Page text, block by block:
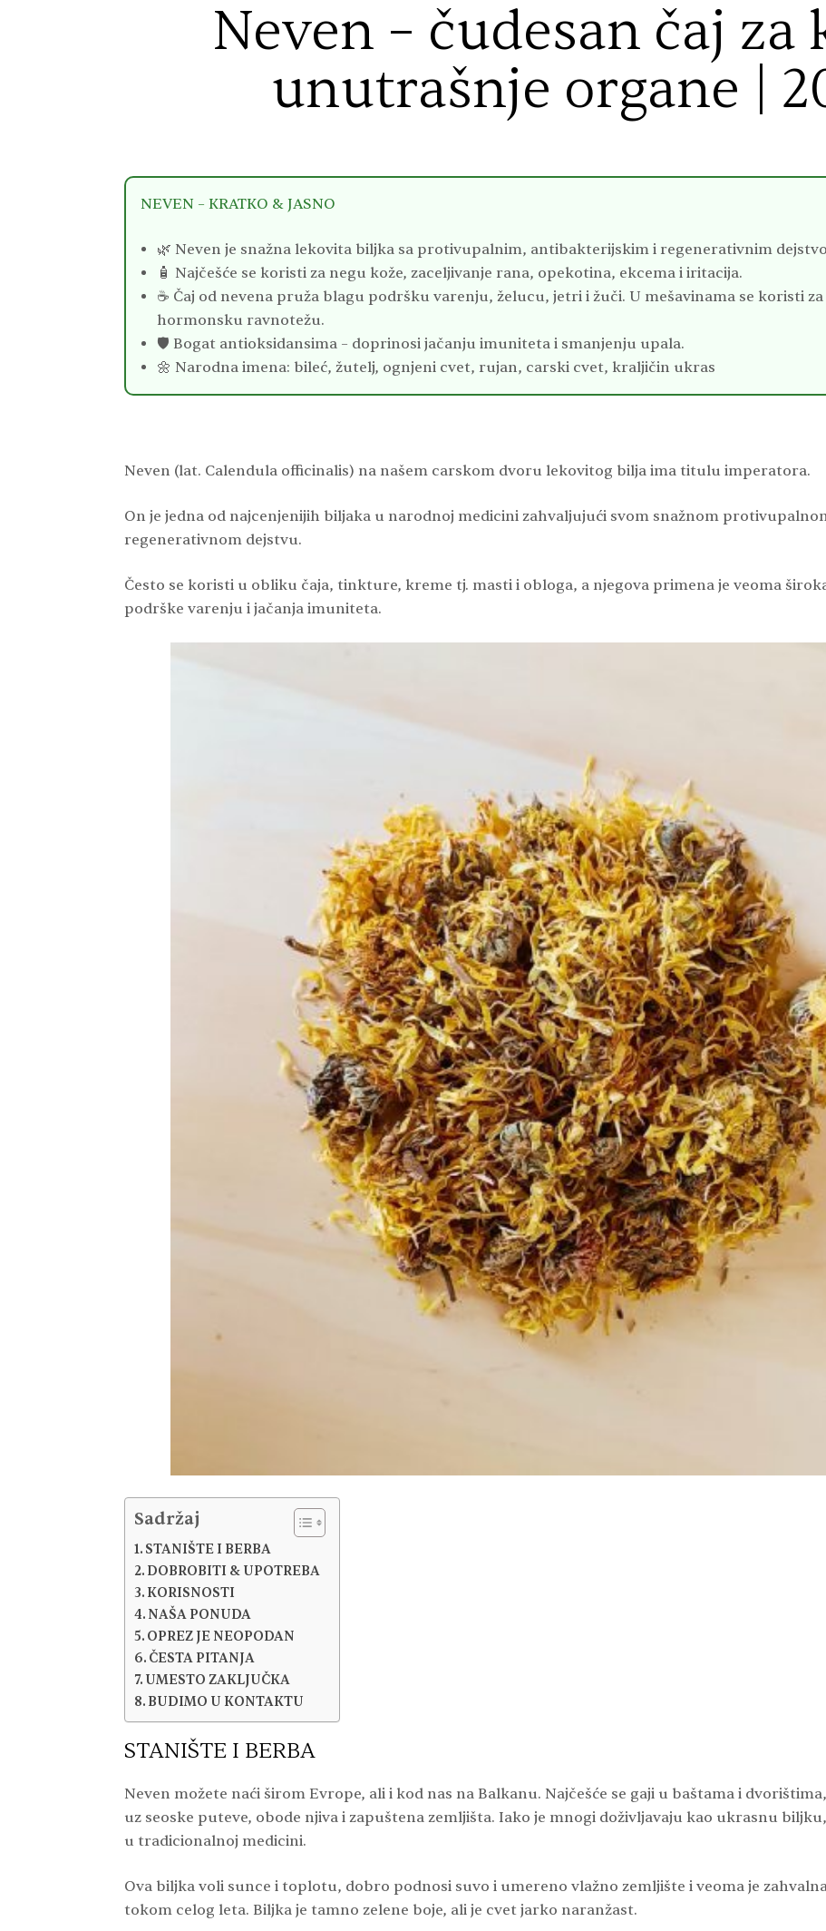
Neven – čudesan čaj za
unutrašnje organe |
NEVEN – KRATKO & JASNO
🌿 Neven je snažna lekovita biljka sa protivupalnim, antibakterijskim i regenerativnim
🧴 Najčešće se koristi za negu kože, zaceljivanje rana, opekotina, ekcema i iritacija.
☕ Čaj od nevena pruža blagu podršku varenju, želucu, jetri i žuči. U mešavinama se koristi
hormonsku ravnotežu.
🛡️ Bogat antioksidansima – doprinosi jačanju imuniteta i smanjenju upala.
🌼 Narodna imena: bileć, žutelj, ognjeni cvet, rujan, carski cvet, kraljičin ukras
Neven (lat. Calendula officinalis) na našem carskom dvoru lekovitog bilja ima titulu imperatora.
On je jedna od najcenjenijih biljaka u narodnoj medicini zahvaljujući svom snažnom
regenerativnom dejstvu.
Često se koristi u obliku čaja, tinkture, kreme tj. masti i obloga, a njegova primena je veoma
podrške varenju i jačanja imuniteta.
Sadržaj
STANIŠTE I BERBA
DOBROBITI & UPOTREBA
KORISNOSTI
NAŠA PONUDA
OPREZ JE NEOPODAN
ČESTA PITANJA
UMESTO ZAKLJUČKA
BUDIMO U KONTAKTU
STANIŠTE I BERBA
Neven možete naći širom Evrope, ali i kod nas na Balkanu. Najčešće se gaji u baštama i
uz seoske puteve, obode njiva i zapuštena zemljišta. Iako je mnogi doživljavaju kao ukrasnu
u tradicionalnoj medicini.
Ova biljka voli sunce i toplotu, dobro podnosi suvo i umereno vlažno zemljište i veoma je
tokom celog leta. Biljka je tamno zelene boje, ali je cvet jarko naranžast.